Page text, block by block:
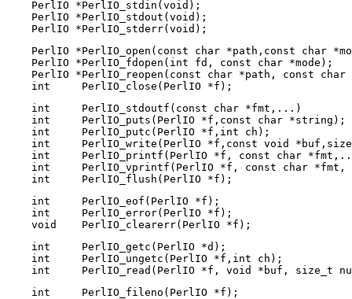
    PerlIO *PerlIO_stdin(void);
    PerlIO *PerlIO_stdout(void);
    PerlIO *PerlIO_stderr(void);
PerlIO *PerlIO_open(const char *path,const char
    PerlIO *PerlIO_fdopen(int fd, const char *mode);
PerlIO *PerlIO_reopen(const char *path, const
    int     PerlIO_close(PerlIO *f);
    int     PerlIO_stdoutf(const char *fmt,...)
    int     PerlIO_puts(PerlIO *f,const char *string);
    int     PerlIO_putc(PerlIO *f,int ch);
int     PerlIO_write(PerlIO *f,const void
int     PerlIO_printf(PerlIO *f, const char
int     PerlIO_vprintf(PerlIO *f, const char *fmt,
    int     PerlIO_flush(PerlIO *f);
    int     PerlIO_eof(PerlIO *f);
    int     PerlIO_error(PerlIO *f);
    void    PerlIO_clearerr(PerlIO *f);
    int     PerlIO_getc(PerlIO *d);
    int     PerlIO_ungetc(PerlIO *f,int ch);
int     PerlIO_read(PerlIO *f, void *buf, size_t
    int     PerlIO_fileno(PerlIO *f);